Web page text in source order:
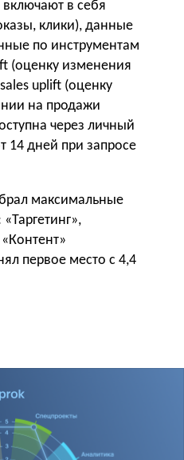
в себя
клики), данные
по инструментам
(оценку изменения
uplift (оценку
на продажи
через личный
14 дней при запросе
максимальные
первое место с 4,4